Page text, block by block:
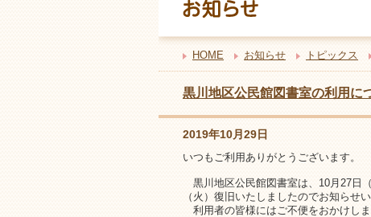
HOME お知らせ トピックス
黒川地区公民館図書室の利用に
2019年10月29日
いつもご利用ありがとうございます。
黒川地区公民館図書室は、10月27日
（火）復旧いたしましたのでお知らせい
利用者の皆様にはご不便をおかけしま